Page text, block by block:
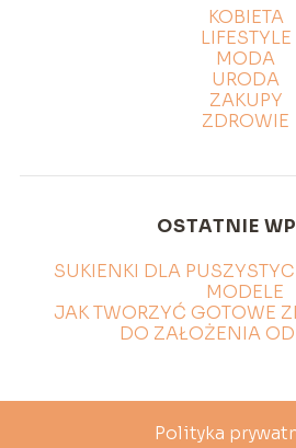
KOBIETA
LIFESTYLE
MODA
URODA
ZAKUPY
ZDROWIE
OSTATNIE
SUKIENKI DLA
MODELE
JAK TWORZYĆ GOTOWE
DO ZAŁOŻENIA
Polityka